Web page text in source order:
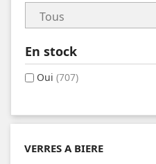
En stock
Oui (707)
VERRES A BIERE